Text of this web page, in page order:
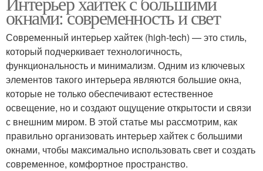
окнами: современность и свет
Современный интерьер хайтек (high-tech) — это стиль,
который подчеркивает технологичность,
функциональность и минимализм. Одним из ключевых
элементов такого интерьера являются большие окна,
которые не только обеспечивают естественное
освещение, но и создают ощущение открытости и связи
с внешним миром. В этой статье мы рассмотрим, как
правильно организовать интерьер хайтек с большими
окнами, чтобы максимально использовать свет и создать
современное, комфортное пространство.